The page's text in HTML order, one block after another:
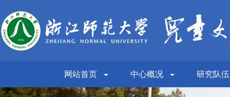
网站首页 中心概况 研究队伍